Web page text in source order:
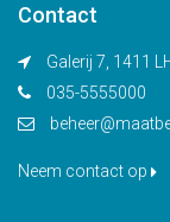
Contact
Galerij 7, 1411
035-5555000
Neem contact op